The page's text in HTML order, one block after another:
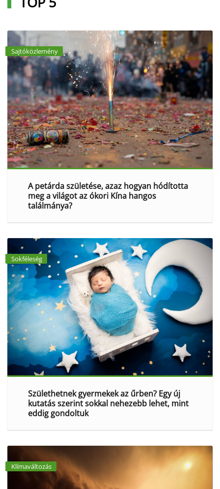
Sajtóközlemény
A petárda születése, azaz hogyan hódította
meg a világot az ókori Kína hangos
találmánya?
Sokféleség
Születhetnek gyermekek az űrben? Egy új
kutatás szerint sokkal nehezebb lehet, mint
eddig gondoltuk
Klímaváltozás